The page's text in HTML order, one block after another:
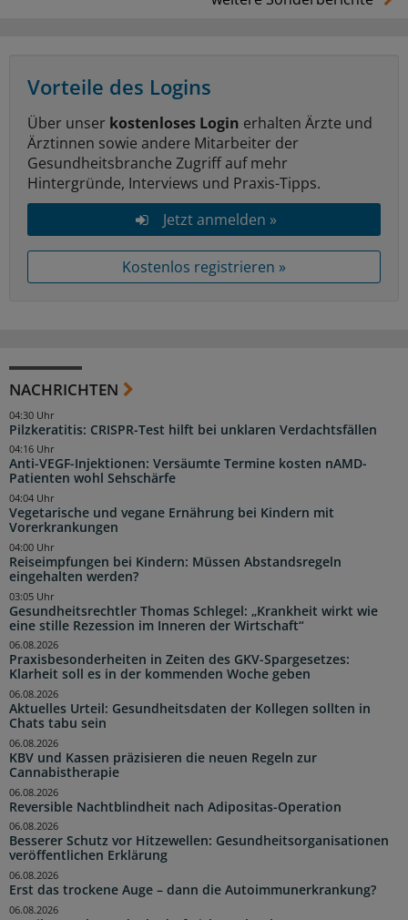
Vorteile des Logins
Über unser kostenloses Login erhalten Ärzte und
Ärztinnen sowie andere Mitarbeiter der
Gesundheitsbranche Zugriff auf mehr
Hintergründe, Interviews und Praxis-Tipps.
Jetzt anmelden »
Kostenlos registrieren »
NACHRICHTEN
Pilzkeratitis: CRISPR-Test hilft bei unklaren Verdachtsfällen
04:30 Uhr
Anti-VEGF-Injektionen: Versäumte Termine kosten nAMD-
Patienten wohl Sehschärfe
04:16 Uhr
Vegetarische und vegane Ernährung bei Kindern mit
Vorerkrankungen
04:04 Uhr
Reiseimpfungen bei Kindern: Müssen Abstandsregeln
eingehalten werden?
04:00 Uhr
Gesundheitsrechtler Thomas Schlegel: „Krankheit wirkt wie
eine stille Rezession im Inneren der Wirtschaft“
03:05 Uhr
Praxisbesonderheiten in Zeiten des GKV-Spargesetzes:
Klarheit soll es in der kommenden Woche geben
06.08.2026
Aktuelles Urteil: Gesundheitsdaten der Kollegen sollten in
Chats tabu sein
06.08.2026
KBV und Kassen präzisieren die neuen Regeln zur
Cannabistherapie
06.08.2026
Reversible Nachtblindheit nach Adipositas-Operation
06.08.2026
Besserer Schutz vor Hitzewellen: Gesundheitsorganisationen
veröffentlichen Erklärung
06.08.2026
Erst das trockene Auge – dann die Autoimmunerkrankung?
06.08.2026
06.08.2026